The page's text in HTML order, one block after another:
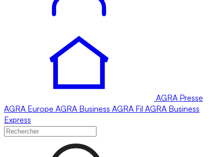
AGRA Presse
AGRA Europe AGRA Business AGRA Fil AGRA Business
Express